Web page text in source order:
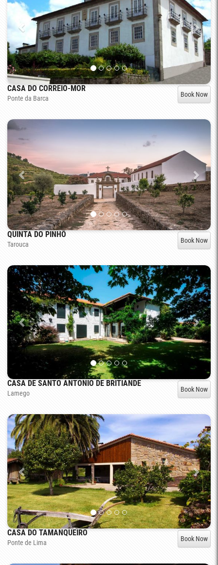
CASA DO CORREIO-MOR
Ponte da Barca Book Now
QUINTA DO PINHÔ
Tarouca Book Now
CASA DE SANTO ANTONIO DE BRITIANDE
Lamego Book Now
CASA DO TAMANQUEIRO
Ponte de Lima Book Now